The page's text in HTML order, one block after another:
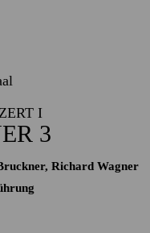
I
3
Richard Wagner